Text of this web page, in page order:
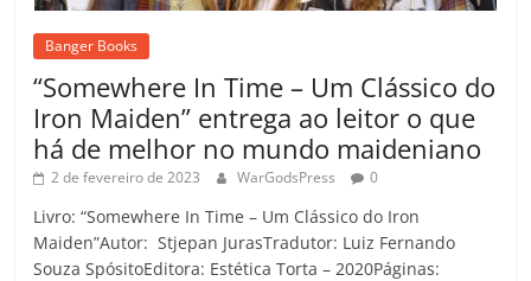
Banger Books
“Somewhere In Time – Um Clássico do
Iron Maiden” entrega ao leitor o que
há de melhor no mundo maideniano
2 de fevereiro de 2023 WarGodsPress 0
Livro: “Somewhere In Time – Um Clássico do Iron
Maiden”Autor: Stjepan JurasTradutor: Luiz Fernando
Souza SpósitoEditora: Estética Torta – 2020Páginas: